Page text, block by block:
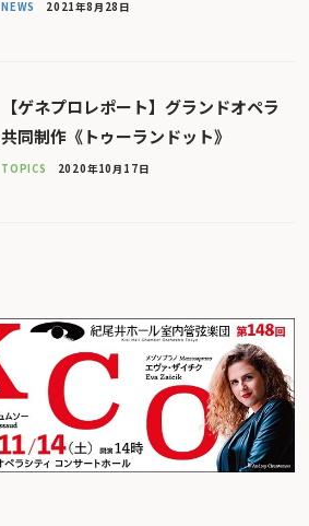
NEWS 2021年8月28日
【ゲネプロレポート】グランドオペラ
共同制作《トゥーランドット》
TOPICS 2020年10月17日